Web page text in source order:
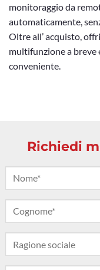
monitoraggio da
automaticamente,
Oltre all’ acquisto,
multifunzione a breve
conveniente.
Richiedi